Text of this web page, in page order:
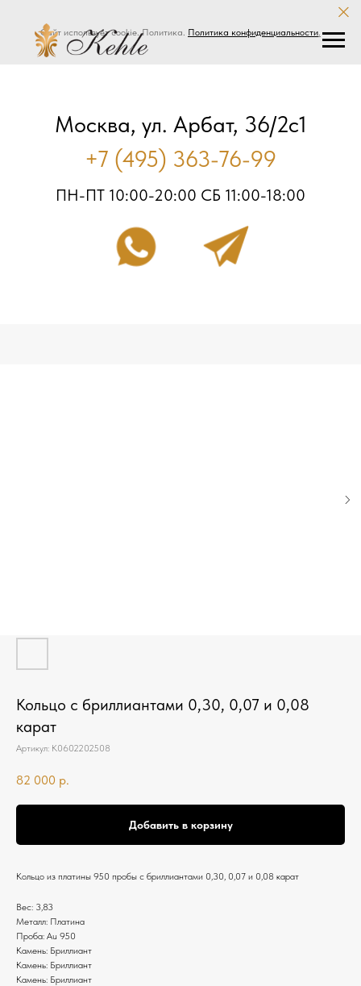
Сайт использует cookie. Политика. Политика конфиденциальности.
+7 (495) 363-76-99
ПН-ПТ 10:00-20:00 СБ 11:00-18:00
Кольцо с бриллиантами 0,30, 0,07 и 0,08
карат
Артикул: К0602202508
82 000 р.
Добавить в корзину
Кольцо из платины 950 пробы с бриллиантами 0,30, 0,07 и 0,08 карат
Вес: 3,83
Металл: Платина
Проба: Au 950
Камень: Бриллиант
Камень: Бриллиант
Камень: Бриллиант